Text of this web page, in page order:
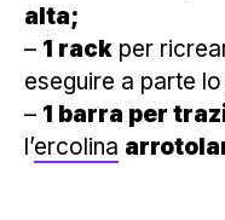
alta;
– 1 rack per
eseguire a parte lo
– 1 barra per
l’ercolina